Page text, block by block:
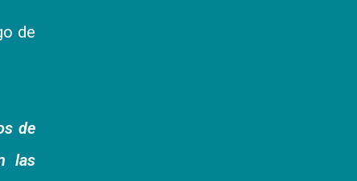
de
de
las